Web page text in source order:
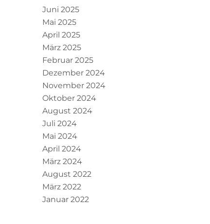
Juni 2025
Mai 2025
April 2025
März 2025
Februar 2025
Dezember 2024
November 2024
Oktober 2024
August 2024
Juli 2024
Mai 2024
April 2024
März 2024
August 2022
März 2022
Januar 2022